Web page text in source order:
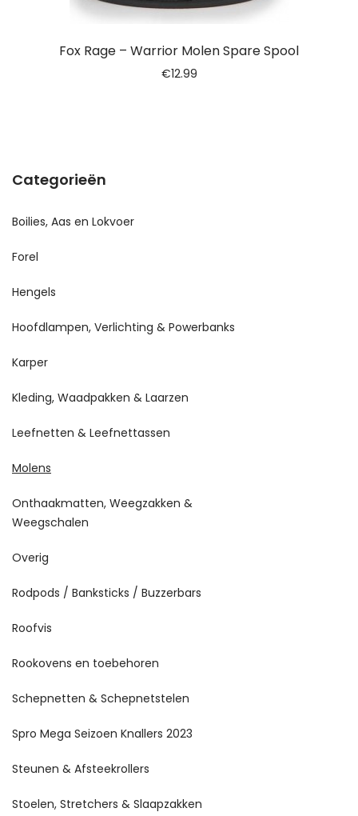
Fox Rage – Warrior Molen Spare Spool
€12.99
Categorieën
Boilies, Aas en Lokvoer
Forel
Hengels
Hoofdlampen, Verlichting & Powerbanks
Karper
Kleding, Waadpakken & Laarzen
Leefnetten & Leefnettassen
Molens
Onthaakmatten, Weegzakken &
Weegschalen
Overig
Rodpods / Banksticks / Buzzerbars
Roofvis
Rookovens en toebehoren
Schepnetten & Schepnetstelen
Spro Mega Seizoen Knallers 2023
Steunen & Afsteekrollers
Stoelen, Stretchers & Slaapzakken